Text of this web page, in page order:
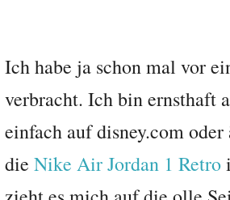
Ich habe ja schon mal vor
verbracht. Ich bin ernsthaft
einfach auf disney.com
die Nike Air Jordan 1 Retro